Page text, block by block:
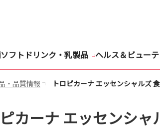
ソフトドリンク・乳製品 ヘルス＆ビュー
・品質情報 トロピカーナ エッセンシャルズ
ピカーナ エッセンシ